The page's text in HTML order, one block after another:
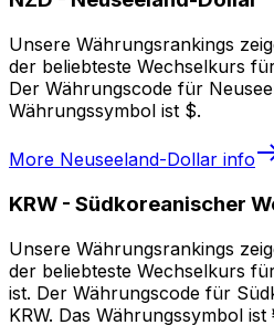
Unsere Währungsrankings
der beliebteste Wechselkurs
Der Währungscode für
Währungssymbol ist $.
More Neuseeland-Dollar info
KRW - Südkoreanischer
Unsere Währungsrankings
der beliebteste Wechselkurs
ist. Der Währungscode für
KRW. Das Währungssymbol